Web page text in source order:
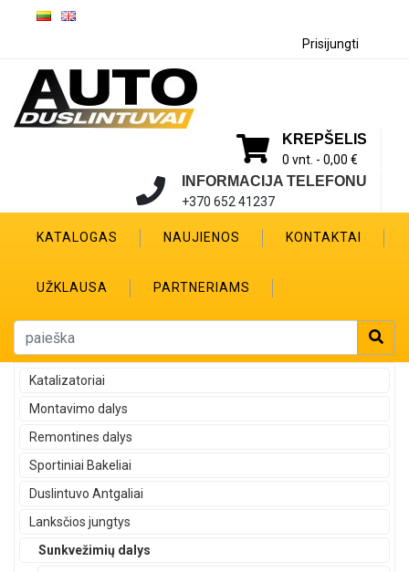
Prisijungti
KREPŠELIS
0 vnt. - 0,00 €
INFORMACIJA TELEFONU
+370 652 41237
KATALOGAS NAUJIENOS KONTAKTAI
UŽKLAUSA PARTNERIAMS
Katalizatoriai
Montavimo dalys
Remontines dalys
Sportiniai Bakeliai
Duslintuvo Antgaliai
Lanksčios jungtys
Sunkvežimių dalys